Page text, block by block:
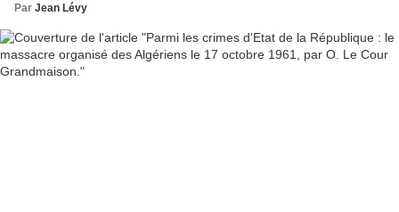
Par Jean Lévy